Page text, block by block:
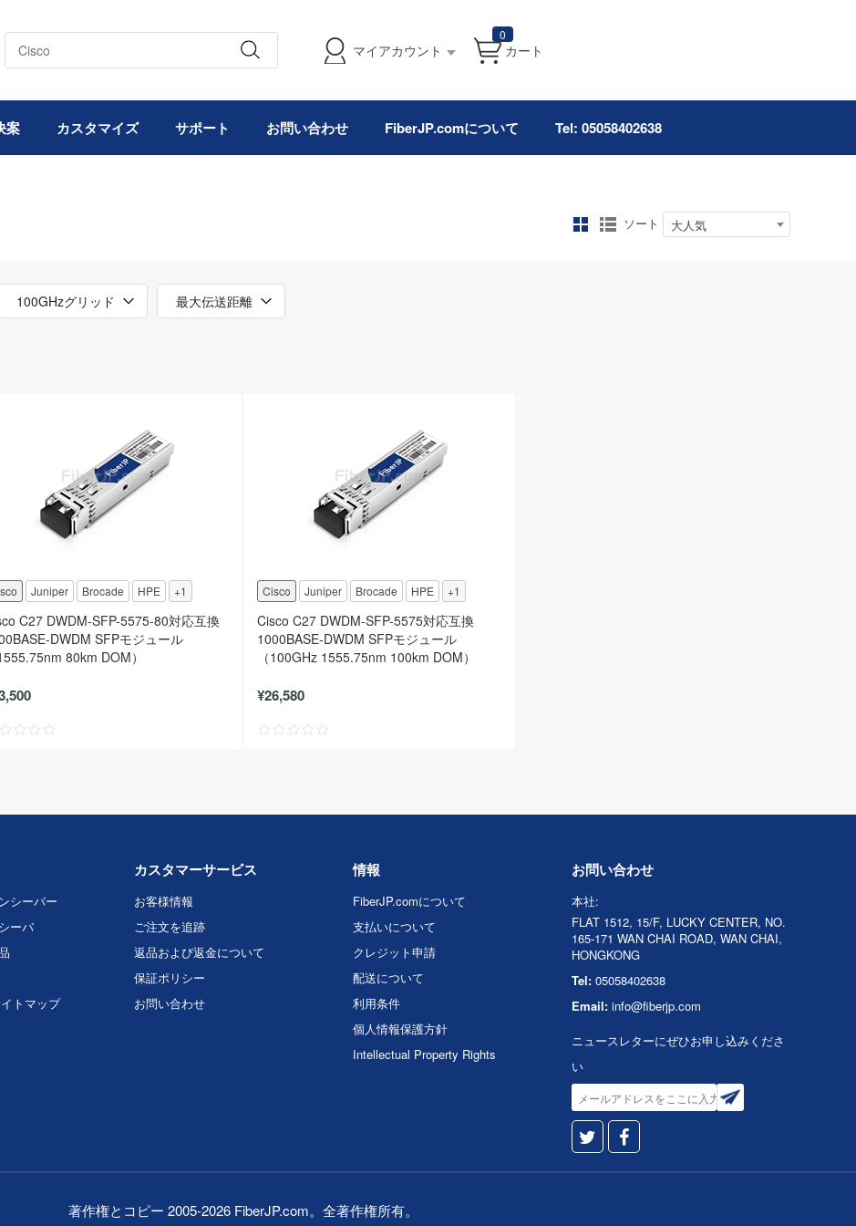
マイアカウント
0
カート
案 カスタマイズ サポート お問い合わせ FiberJP.comについて Tel: 05058402638
ソート 大人気
100GHzグリッド 最大伝送距離
Juniper Brocade HPE +1
C27 DWDM-SFP-5575-80対応互換
DWDM SFPモジュール
1555.75nm 80km DOM）
Cisco Juniper Brocade HPE +1
Cisco C27 DWDM-SFP-5575対応互換
1000BASE-DWDM SFPモジュール
（100GHz 1555.75nm 100km DOM）
¥26,580
シーバー
ーバ
トマップ
カスタマーサービス
お客様情報
ご注文を追跡
返品および返金について
保証ポリシー
お問い合わせ
情報
FiberJP.comについて
支払いについて
クレジット申請
配送について
利用条件
個人情報保護方針
Intellectual Property Rights
お問い合わせ
本社:
FLAT 1512, 15/F, LUCKY CENTER, NO.
165-171 WAN CHAI ROAD, WAN CHAI,
HONGKONG
Tel: 05058402638
Email: info@fiberjp.com
ニュースレターにぜひお申し込みくださ
い
著作権とコピー 2005-2026 FiberJP.com。全著作権所有。